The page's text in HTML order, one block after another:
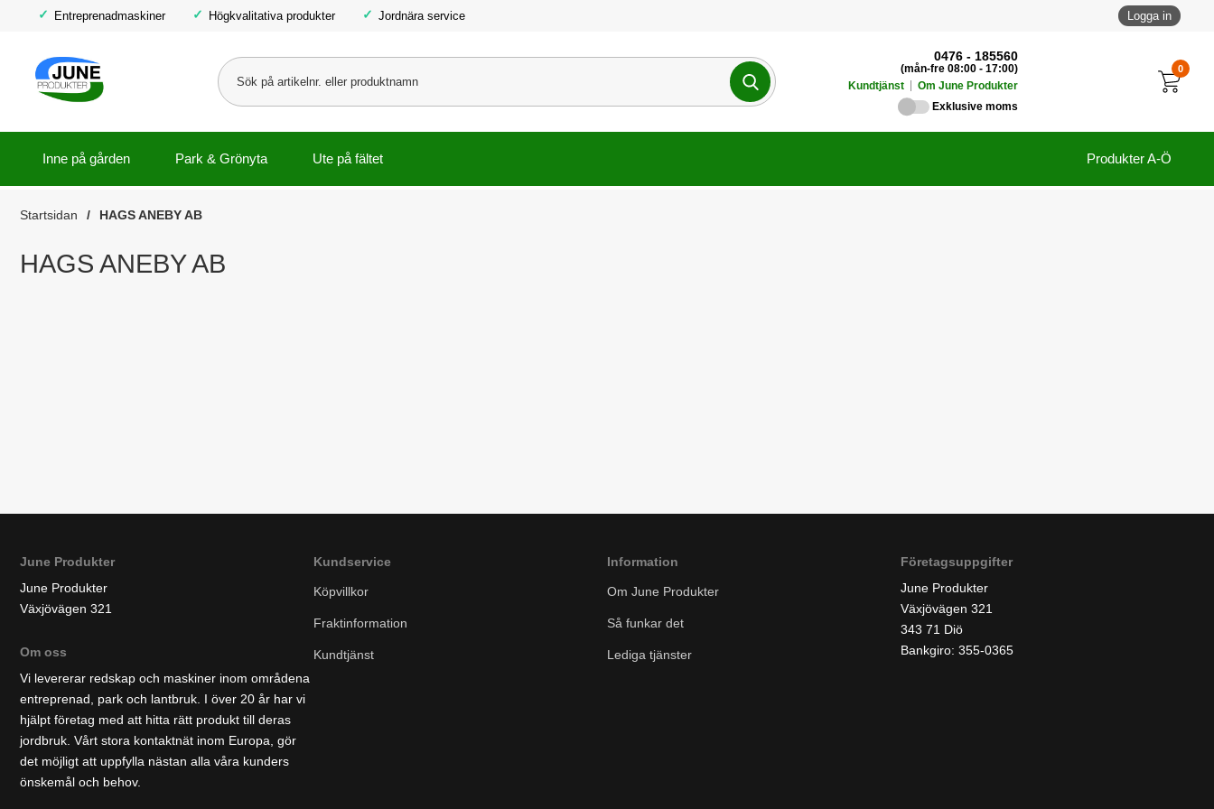
Entreprenadmaskiner Högkvalitativa produkter Jordnära service Logga in
0
0476 - 185560
(mån-fre 08:00 - 17:00)
Kundtjänst
Om June Produkter
Exklusive moms
Inne på gården Park & Grönyta Ute på fältet Produkter A-Ö
Startsidan HAGS ANEBY AB
HAGS ANEBY AB
June Produkter
June Produkter
Växjövägen 321
Om oss
Vi levererar redskap och maskiner inom områdena
entreprenad, park och lantbruk. I över 20 år har vi
hjälpt företag med att hitta rätt produkt till deras
jordbruk. Vårt stora kontaktnät inom Europa, gör
det möjligt att uppfylla nästan alla våra kunders
önskemål och behov.
Kundservice
Köpvillkor
Fraktinformation
Kundtjänst
Information
Om June Produkter
Så funkar det
Lediga tjänster
Företagsuppgifter
June Produkter
Växjövägen 321
343 71 Diö
Bankgiro: 355-0365